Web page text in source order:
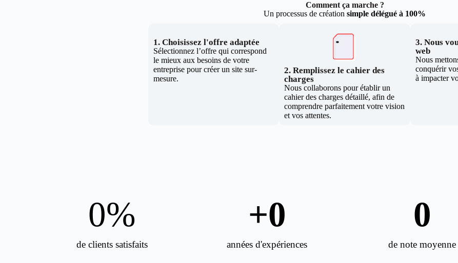
Comment ça marche ?
Un processus de création simple délégué à 100%
1. Choisissez l'offre adaptée
Sélectionnez l’offre qui correspond
le mieux aux besoins de votre
entreprise pour créer un site sur-
mesure.
2. Remplissez le cahier des
charges
Nous collaborons pour établir un
cahier des charges détaillé, afin de
comprendre parfaitement votre vision
et vos attentes.
3. Nous
web
Nous
conquérir
à impacter
de clients satisfaits
0%
années d'expériences
+0
de note moyenne
0